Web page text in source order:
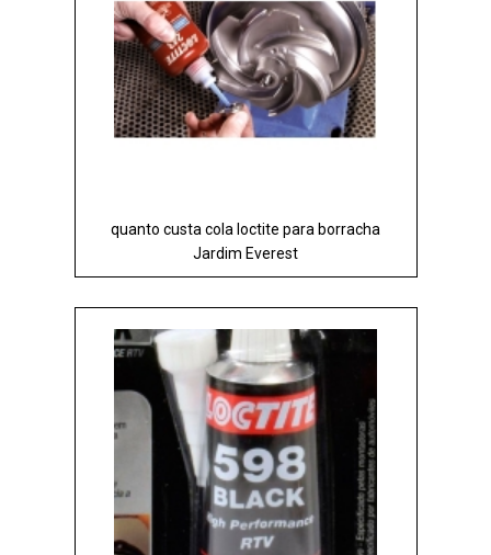
quanto custa cola loctite para borracha
Jardim Everest